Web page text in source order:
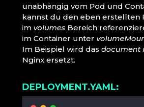
unabhängig vom Pod und
kannst du den eben erstellten
im volumes Bereich
im Container unter
Im Beispiel wird das document
Nginx ersetzt.
DEPLOYMENT.YAML: